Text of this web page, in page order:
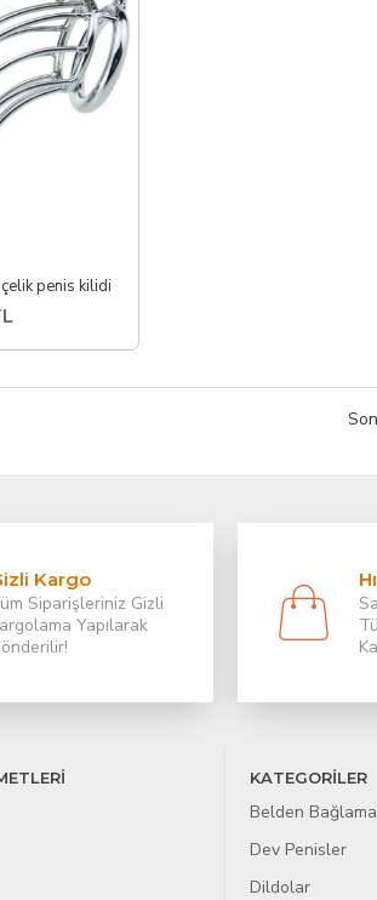
ve boyut alternatifleri
ve pratik yapı
kategorisini inceleyerek ihtiyacınıza en uygun
penis kilidi
Kargo
Siparişleriniz Gizli
Yapılarak
KATEGORİLER
Belden
Dev Penisler
Dildolar